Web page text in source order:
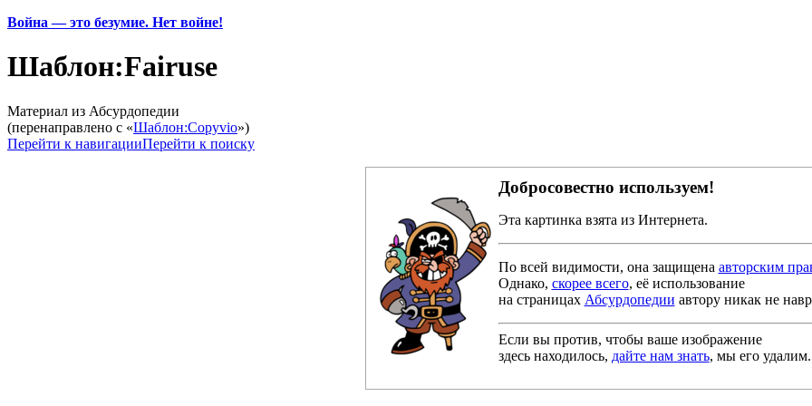
Война — это безумие. Нет войне!
Шаблон:Fairuse
Материал из Абсурдопедии
(перенаправлено с «Шаблон:Copyvio»)
Перейти к навигацииПерейти к поиску
Добросовестно используем!
Эта картинка взята из Интернета.
По всей видимости, она защищена авторским
Однако, скорее всего, её использование
на страницах Абсурдопедии автору никак не
Если вы против, чтобы ваше изображение
здесь находилось, дайте нам знать, мы его удалим.